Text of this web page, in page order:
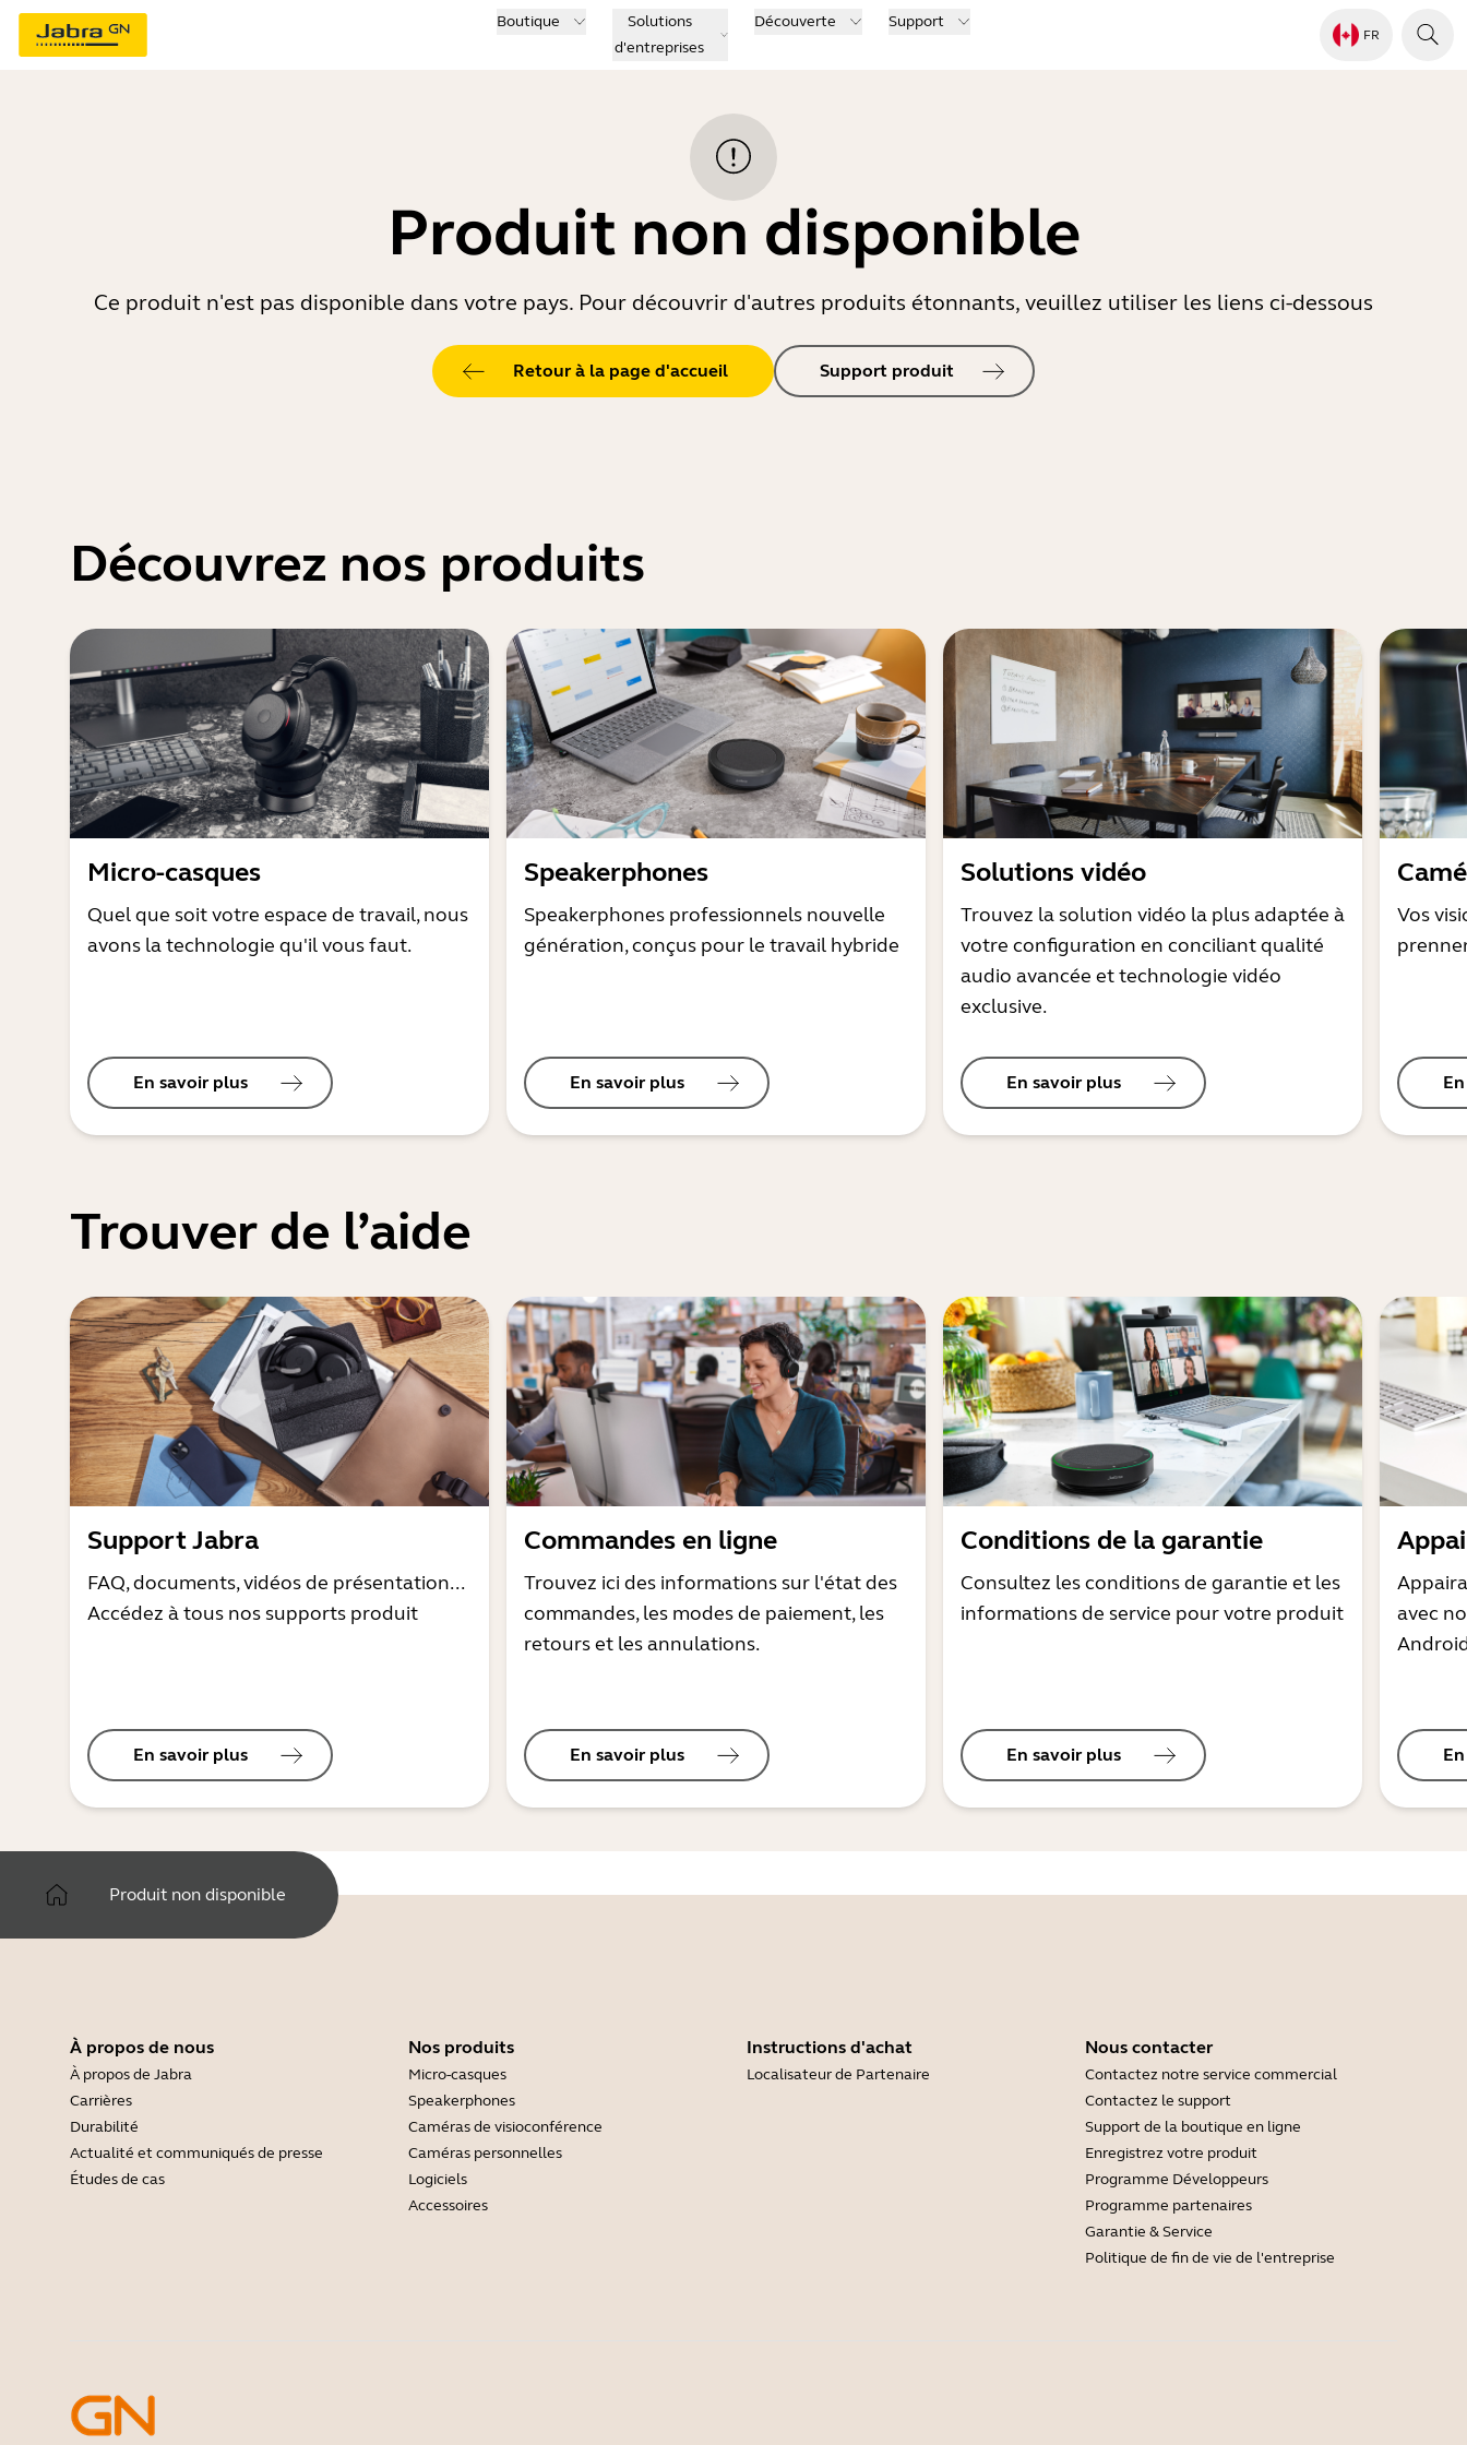
Boutique
Solutions
d'entreprises
Découverte Support
FR
Produit non disponible
Ce produit n'est pas disponible dans votre pays. Pour découvrir d'autres produits étonnants, veuillez utiliser les liens ci-dessous
Retour à la page d'accueil Support produit
Découvrez nos produits
Micro-casques
Quel que soit votre espace de travail, nous
avons la technologie qu'il vous faut.
En savoir plus
Speakerphones
Speakerphones professionnels nouvelle
génération, conçus pour le travail hybride
En savoir plus
Solutions vidéo
Trouvez la solution vidéo la plus adaptée à
votre configuration en conciliant qualité
audio avancée et technologie vidéo
exclusive.
En savoir plus
Vos
Trouver de l’aide
Support Jabra
FAQ, documents, vidéos de présentation...
Accédez à tous nos supports produit
En savoir plus
Commandes en ligne
Trouvez ici des informations sur l'état des
commandes, les modes de paiement, les
retours et les annulations.
En savoir plus
Conditions de la garantie
Consultez les conditions de garantie et les
informations de service pour votre produit
En savoir plus
avec
Produit non disponible
À propos de nous
À propos de Jabra
Carrières
Durabilité
Actualité et communiqués de presse
Études de cas
Nos produits
Micro-casques
Speakerphones
Caméras de visioconférence
Caméras personnelles
Logiciels
Accessoires
Instructions d'achat
Localisateur de Partenaire
Nous contacter
Contactez notre service commercial
Contactez le support
Support de la boutique en ligne
Enregistrez votre produit
Programme Développeurs
Programme partenaires
Garantie & Service
Politique de fin de vie de l'entreprise